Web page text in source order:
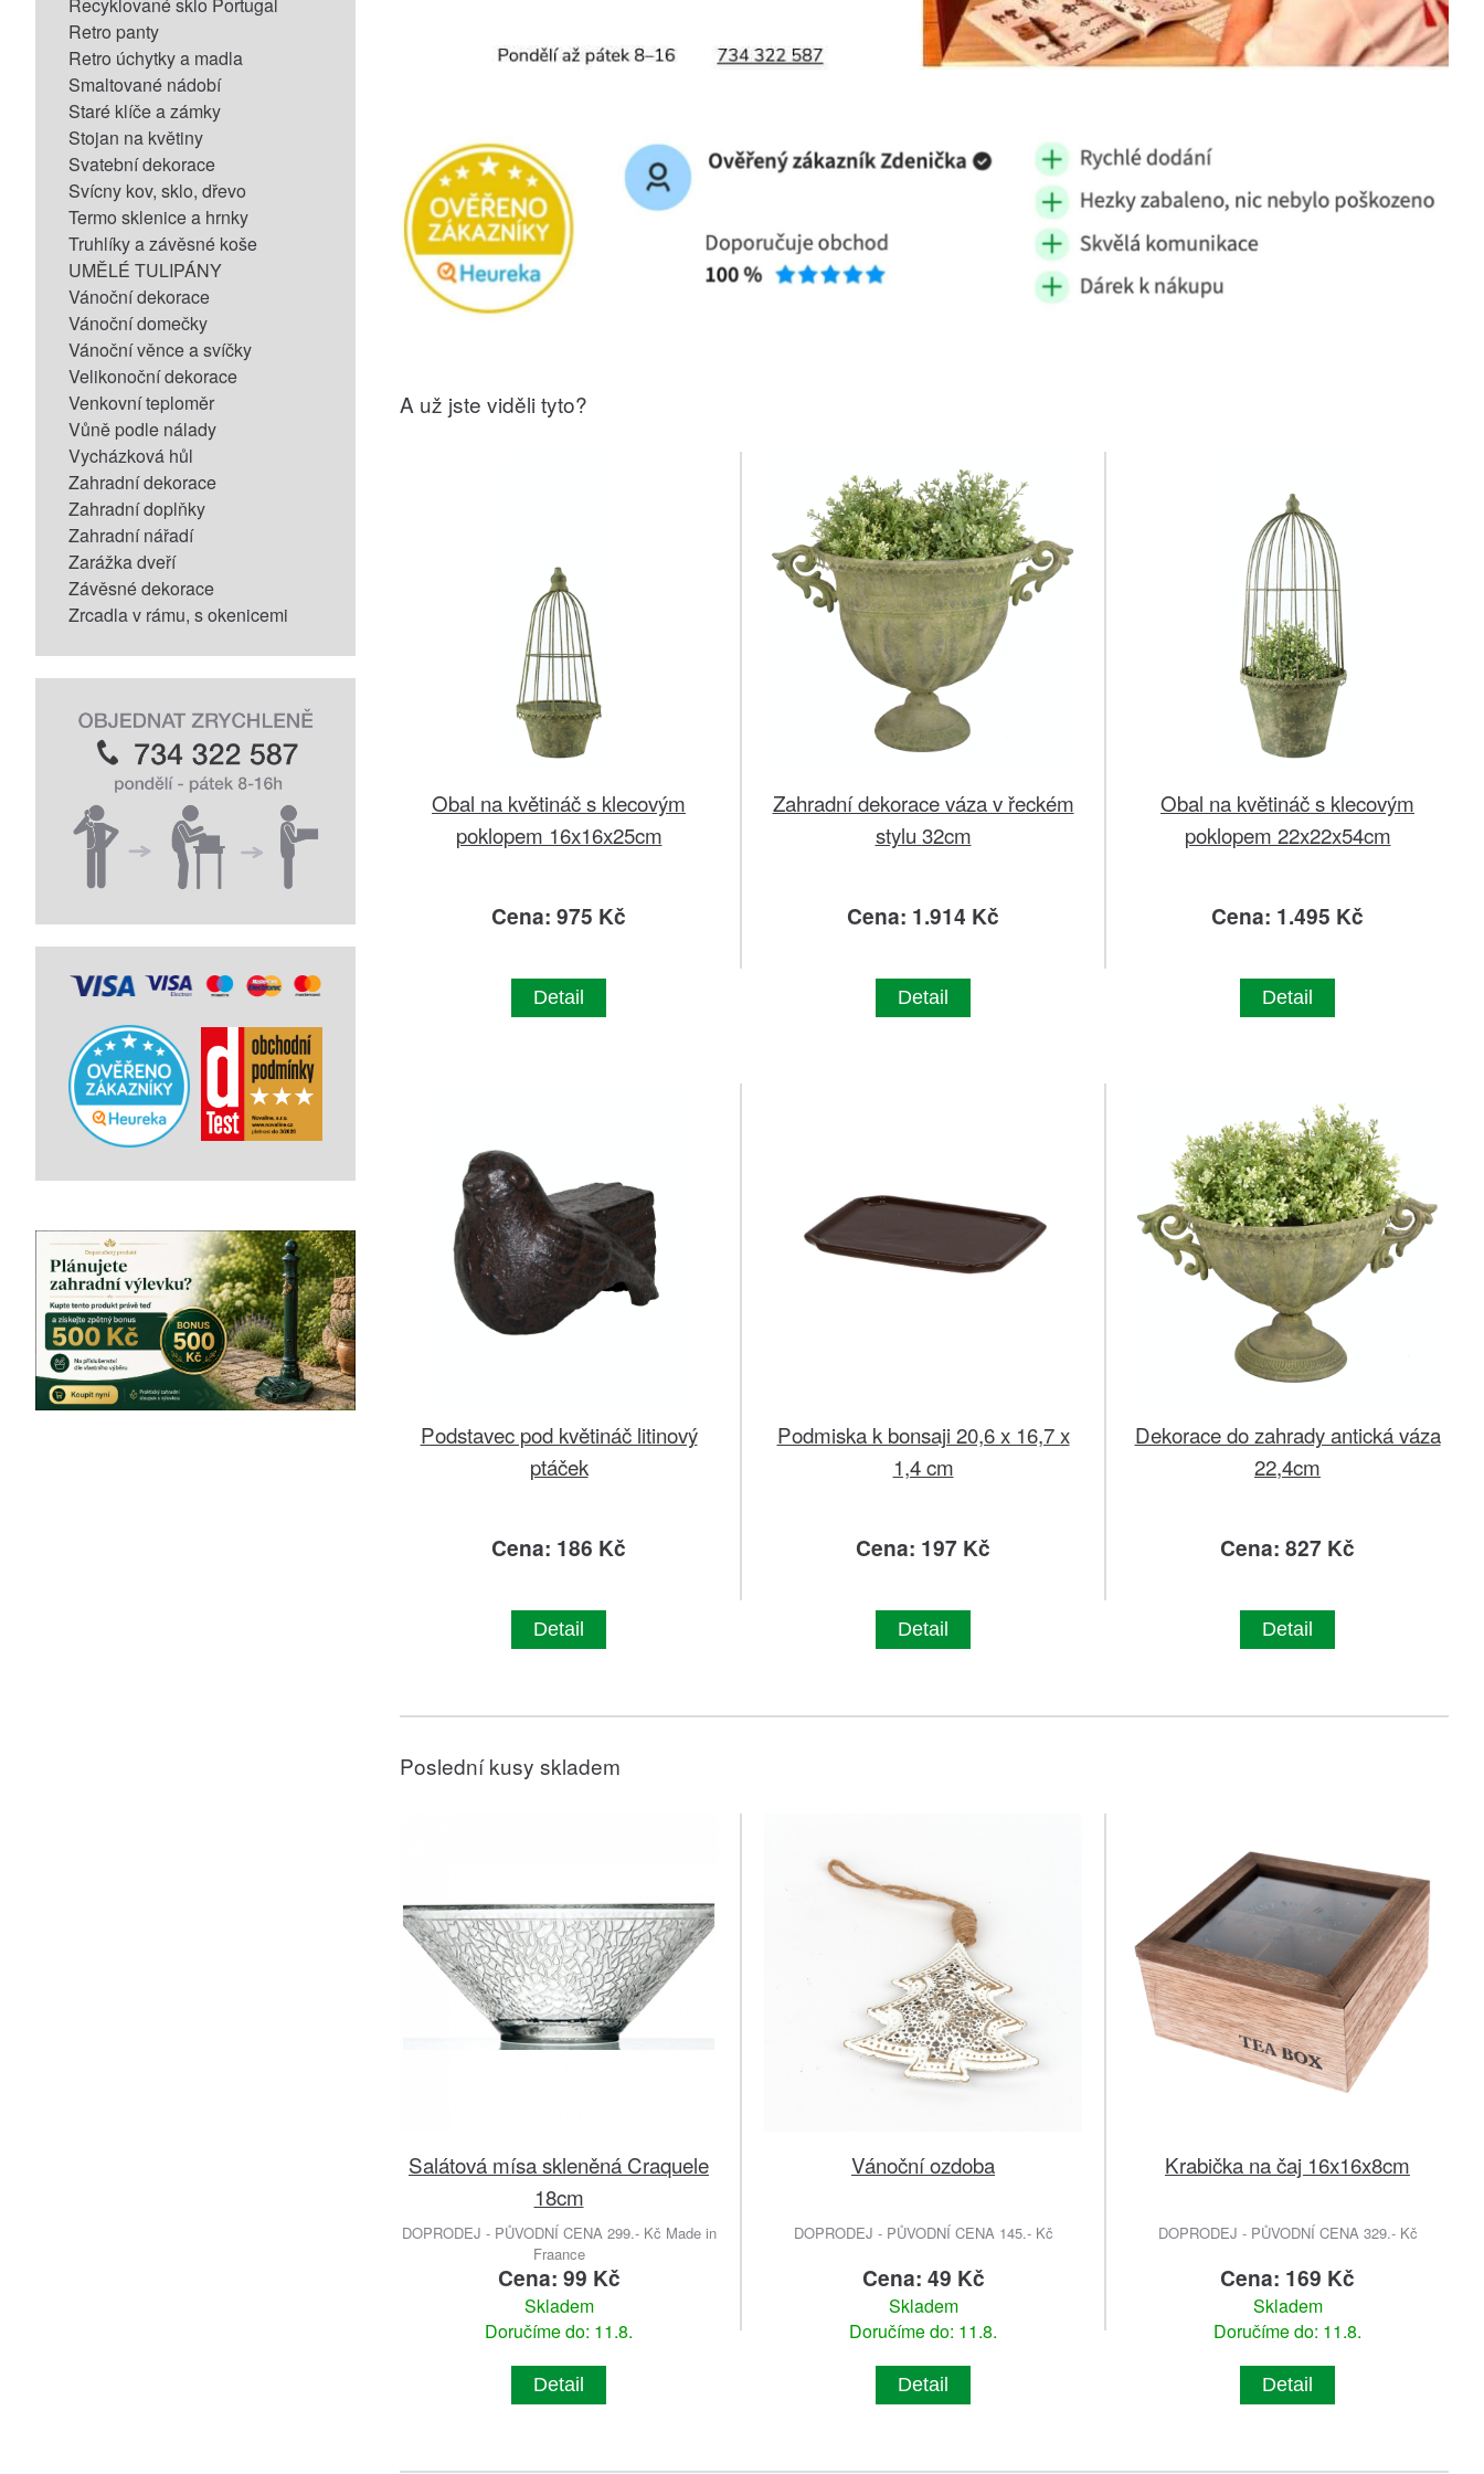
Retro panty
Retro úchytky a madla
Smaltované nádobí
Staré klíče a zámky
Stojan na květiny
Svatební dekorace
Svícny kov, sklo, dřevo
Termo sklenice a hrnky
Truhlíky a závěsné koše
UMĚLÉ TULIPÁNY
Vánoční dekorace
Vánoční domečky
Vánoční věnce a svíčky
Velikonoční dekorace
Venkovní teploměr
Vůně podle nálady
Vycházková hůl
Zahradní dekorace
Zahradní doplňky
Zahradní nářadí
Zarážka dveří
Závěsné dekorace
Zrcadla v rámu, s okenicemi
A už jste viděli tyto?
Obal na květináč s klecovým
poklopem 16x16x25cm
Cena: 975 Kč
Detail
Zahradní dekorace váza v řeckém
stylu 32cm
Cena: 1.914 Kč
Detail
Obal na květináč s klecovým
poklopem 22x22x54cm
Cena: 1.495 Kč
Detail
Podstavec pod květináč litinový
ptáček
Cena: 186 Kč
Detail
Podmiska k bonsaji 20,6 x 16,7 x
1,4 cm
Cena: 197 Kč
Detail
Dekorace do zahrady antická váza
22,4cm
Cena: 827 Kč
Detail
Poslední kusy skladem
Salátová mísa skleněná Craquele
18cm
DOPRODEJ - PŮVODNÍ CENA 299.- Kč Made in
Fraance
Cena: 99 Kč
Skladem
Doručíme do: 11.8.
Detail
Vánoční ozdoba
DOPRODEJ - PŮVODNÍ CENA 145.- Kč
Cena: 49 Kč
Skladem
Doručíme do: 11.8.
Detail
Krabička na čaj 16x16x8cm
DOPRODEJ - PŮVODNÍ CENA 329.- Kč
Cena: 169 Kč
Skladem
Doručíme do: 11.8.
Detail